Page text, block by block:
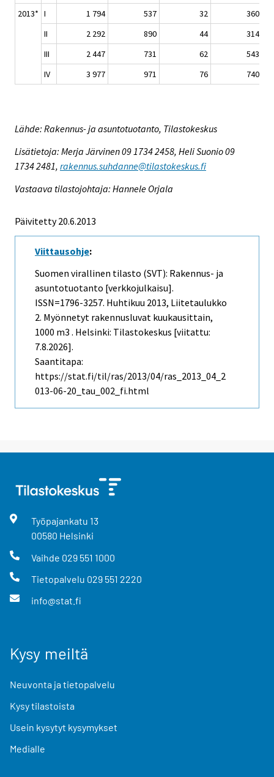
2013* I 1 794 537 32
360
II
2 292 890 44
314
III
2 447 731 62
543
IV
3 977 971 76 740
Lähde: Rakennus- ja asuntotuotanto, Tilastokeskus
Lisätietoja: Merja Järvinen 09 1734 2458, Heli Suonio 09
1734 2481, rakennus.suhdanne@tilastokeskus.fi
Vastaava tilastojohtaja: Hannele Orjala
Päivitetty 20.6.2013
Viittausohje:
Suomen virallinen tilasto (SVT): Rakennus- ja
asuntotuotanto [verkkojulkaisu].
ISSN=1796-3257. Huhtikuu 2013, Liitetaulukko
2. Myönnetyt rakennusluvat kuukausittain,
1000 m3 . Helsinki: Tilastokeskus [viitattu:
7.8.2026].
Saantitapa:
https://stat.fi/til/ras/2013/04/ras_2013_04_2
013-06-20_tau_002_fi.html
Työpajankatu 13
00580 Helsinki
Vaihde 029 551 1000
Tietopalvelu 029 551 2220
info@stat.fi
Kysy meiltä
Neuvonta ja tietopalvelu
Kysy tilastoista
Usein kysytyt kysymykset
Medialle